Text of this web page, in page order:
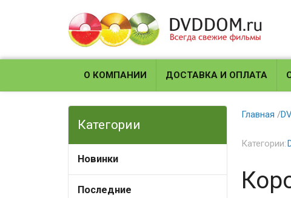
О КОМПАНИИ ДОСТАВКА И ОПЛАТА
Категории
Новинки
Последние
Главная /
Категории: